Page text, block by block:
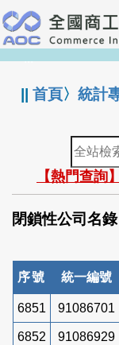
跳
到
主
要
:::
||首頁〉統計
全
站
檢
索
【熱門查詢
閉鎖性公司名錄
序號 統一編號
6851 91086701
6852 91086929